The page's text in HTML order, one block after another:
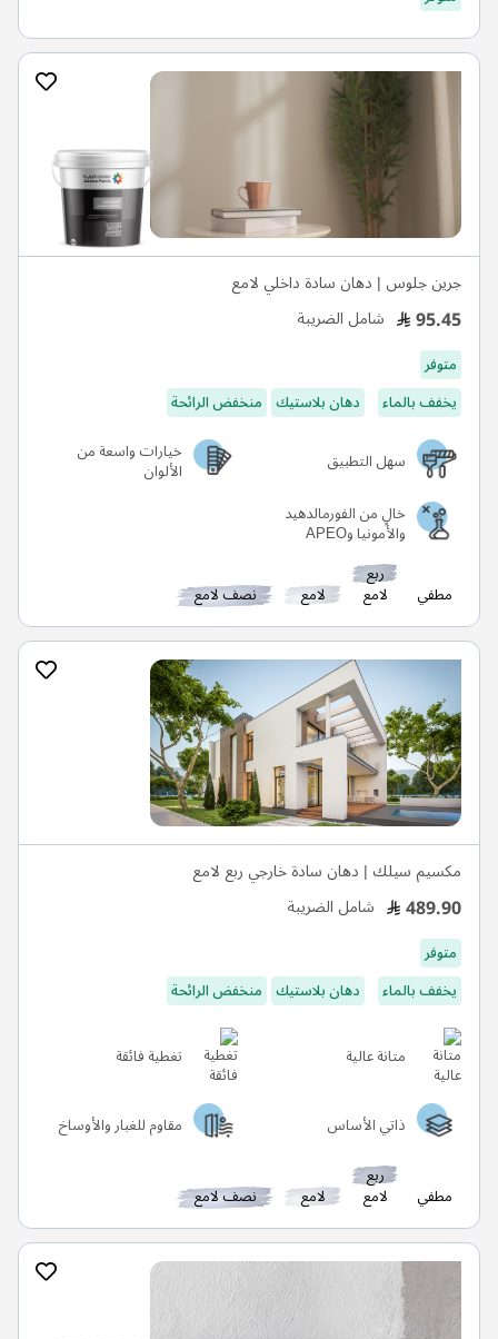
جرين جلوس | دهان سادة داخلي لامع
95.45 شامل الضريبة
متوفر
يخفف بالماء
دهان بلاستيك منخفض الرائحة
سهل التطبيق
خيارات واسعة من
الألوان
خالٍ من الفورمالدهيد
والأمونيا وAPEO
مطفي
ربع
لامع لامع نصف لامع
مكسيم سيلك | دهان سادة خارجي ربع لامع
489.90 شامل الضريبة
متوفر
يخفف بالماء
دهان بلاستيك منخفض الرائحة
متانة عالية تغطية فائقة
ذاتي الأساس مقاوم للغبار والأوساخ
مطفي
ربع
لامع لامع نصف لامع